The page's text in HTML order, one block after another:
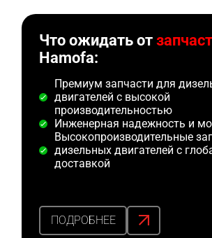
Что ожидать от
Hamofa:
Премиум запчасти для
двигателей с высокой
производительностью
Инженерная надежность и
Высокопроизводительные
дизельных двигателей с
доставкой
ПОДРОБНЕЕ